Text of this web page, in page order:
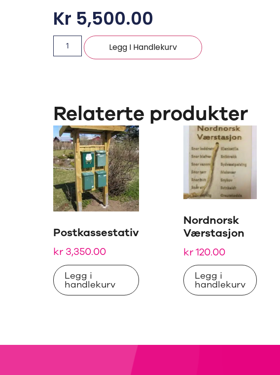
Kr 5,500.00
Legg I Handlekurv
Relaterte produkter
Postkassestativ
kr3,350.00
Legg i
handlekurv
Nordnorsk
Værstasjon
kr120.00
Legg i
handlekurv